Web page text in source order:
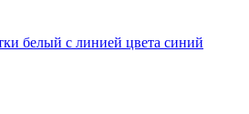
белый с линией цвета синий